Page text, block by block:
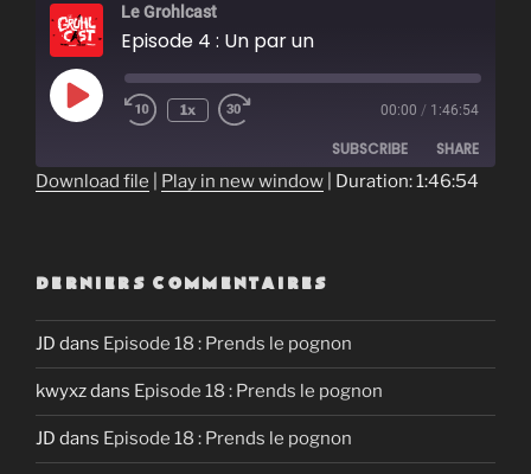
Le Grohlcast
Episode 4 : Un par un
Play
Episode
1x 00:00 / 1:46:54
SUBSCRIBE SHARE
Download file Play in new window Duration: 1:46:54
DERNIERS COMMENTAIRES
JD dans Episode 18 : Prends le pognon
kwyxzdans Episode 18 : Prends le pognon
JD dans Episode 18 : Prends le pognon